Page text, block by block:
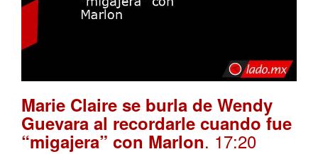
Marie Claire se burla de Wendy
Guevara al recordarle cuando fue
“migajera” con Marlon. 17:20